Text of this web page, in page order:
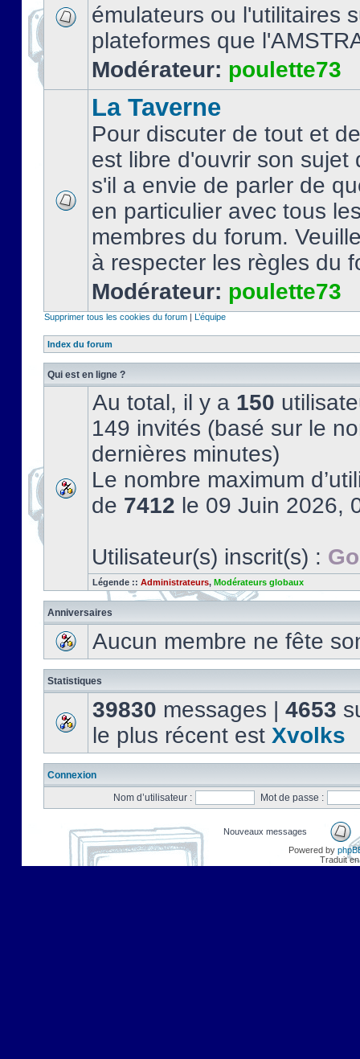
émulateurs ou l'utilitaires
plateformes que
Modérateur: poulette73
La Taverne
Pour discuter de tout et
est libre d'ouvrir son sujet
s'il a envie de parler de
en particulier avec tous
membres du forum.
à respecter les règles du
Modérateur: poulette73
Supprimer tous les cookies du forum | L’équipe
Index du forum
Qui est en ligne ?
Au total, il y a 150
149 invités (basé sur le
dernières minutes)
Le nombre maximum
de 7412 le 09 Juin 2026,
Utilisateur(s) inscrit(s) :
Légende :: Administrateurs, Modérateurs globaux
Anniversaires
Aucun membre ne fête
Statistiques
39830 messages | 4653
le plus récent est Xvolks
Connexion
Nom d’utilisateur :
Mot de passe :
Nouveaux messages
Powered by
Traduit